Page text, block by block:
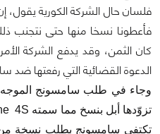
فلسان حال الشركة الكورية يقول،
فأعطونا نسخا منها حتى نتجنب
كان الثمن، وقد يدفع الشركة
الدعوة القضائية التي رفعتها ضد
وجاء في طلب سامسونج الموجه
تكتفي سامسونج بطلب نسخة من